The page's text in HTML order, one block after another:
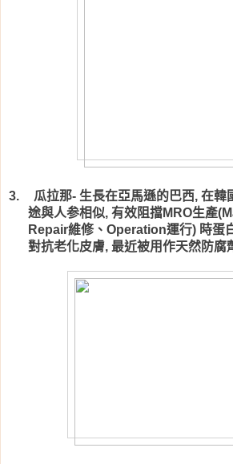
3. 瓜拉那- 生長在亞馬遜的巴西, 在韓
途與人参相似, 有效阻擋MRO生產
Repair維修、 Operation運行) 時蛋
對抗老化皮膚, 最近被用作天然防腐